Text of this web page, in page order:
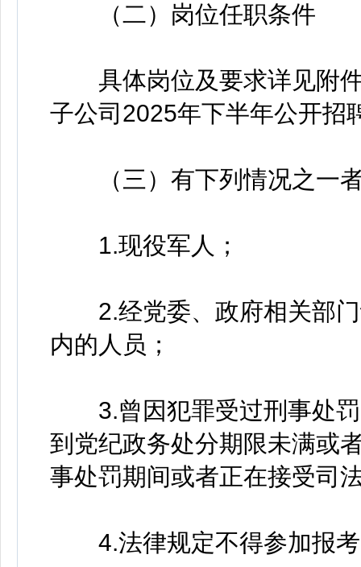
（二）岗位任职条件
具体岗位及要求详见附件
子公司2025年下半年公开招
（三）有下列情况之一
1.现役军人；
2.经党委、政府相关部门
内的人员；
3.曾因犯罪受过刑事处罚
到党纪政务处分期限未满或
事处罚期间或者正在接受司
4.法律规定不得参加报考